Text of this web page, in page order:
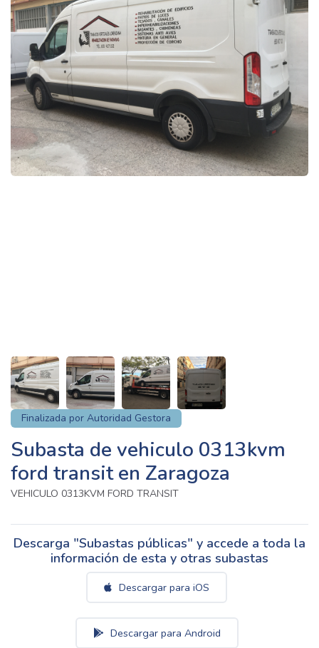
Finalizada por Autoridad Gestora
Subasta de vehiculo 0313kvm
ford transit en Zaragoza
VEHICULO 0313KVM FORD TRANSIT
Descarga "Subastas públicas" y accede a toda la
información de esta y otras subastas
Descargar para iOS
Descargar para Android